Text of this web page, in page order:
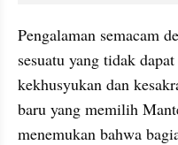
Pengalaman semacam
sesuatu yang tidak
kekhusyukan dan
baru yang memilih
menemukan bahwa